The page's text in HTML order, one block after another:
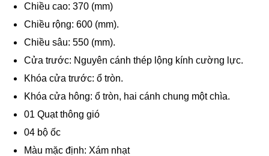
Chiều cao: 370 (mm)
Chiều rộng: 600 (mm).
Chiều sâu: 550 (mm).
Cửa trước: Nguyên cánh thép lộng kính cường lực.
Khóa cửa trước: ổ tròn.
Khóa cửa hông: ổ tròn, hai cánh chung một chìa.
01 Quạt thông gió
04 bộ ốc
Màu mặc định: Xám nhạt